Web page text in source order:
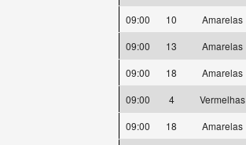
09:00
10 Amarelas
09:00
13 Amarelas
09:00
18 Amarelas
09:00
4 Vermelhas
09:00
18 Amarelas